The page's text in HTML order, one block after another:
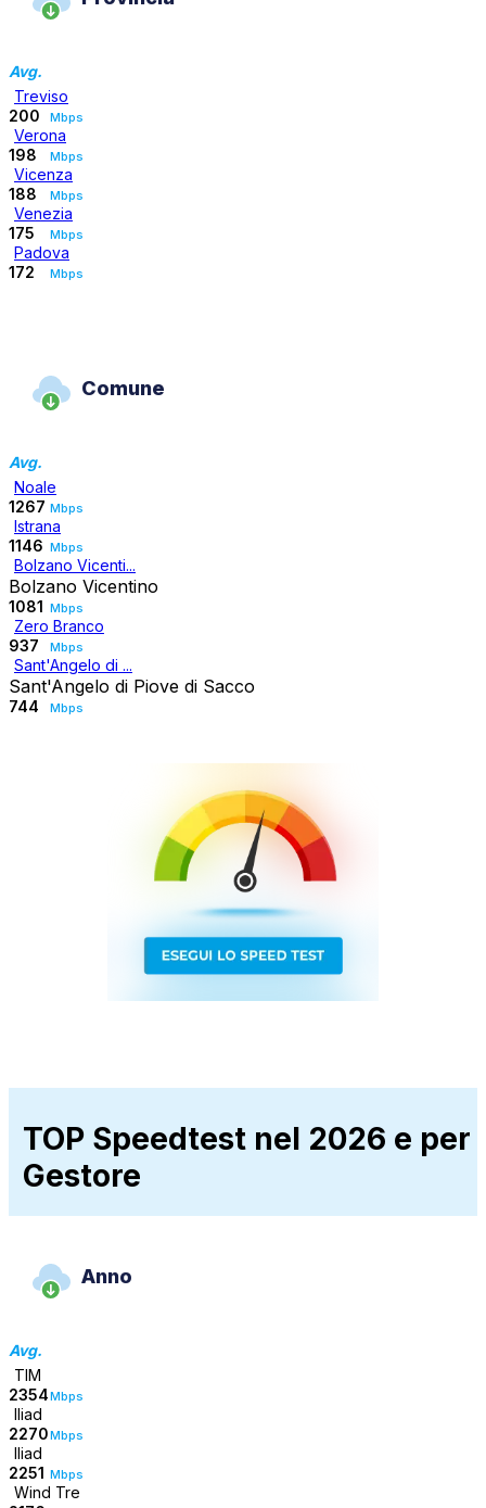
Avg.
Treviso
200
Mbps
Verona
198
Mbps
Vicenza
188
Mbps
Venezia
175
Mbps
Padova
172
Mbps
Comune
Avg.
Noale
1267 Mbps
Istrana
1146 Mbps
Bolzano Vicenti...
Bolzano Vicentino
1081 Mbps
Zero Branco
937
Mbps
Sant'Angelo di ...
Sant'Angelo di Piove di Sacco
744 Mbps
TOP Speedtest nel 2026 e per
Gestore
Anno
Avg.
TIM
2354Mbps
Iliad
2270Mbps
Iliad
2251 Mbps
Wind Tre